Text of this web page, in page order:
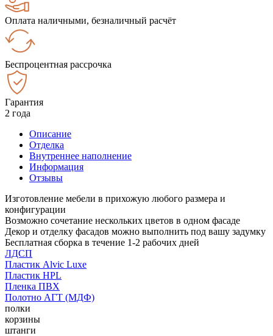
Оплата наличными, безналичный расчёт
Беспроцентная рассрочка
Гарантия
2 года
Описание
Отделка
Внутреннее наполнение
Информация
Отзывы
Изготовление мебели в прихожую любого размера и
конфигурации
Возможно сочетание нескольких цветов в одном фасаде
Декор и отделку фасадов можно выполнить под вашу задумку
Бесплатная сборка в течение 1-2 рабочих дней
ЛДСП
Пластик Alvic Luxe
Пластик HPL
Пленка ПВХ
Полотно АГТ (МДФ)
полки
корзины
штанги